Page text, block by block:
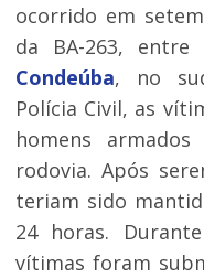
ocorrido em
da BA-263,
Condeúba, no
Polícia Civil, as
homens
rodovia. Após
teriam sido
24 horas.
vítimas foram